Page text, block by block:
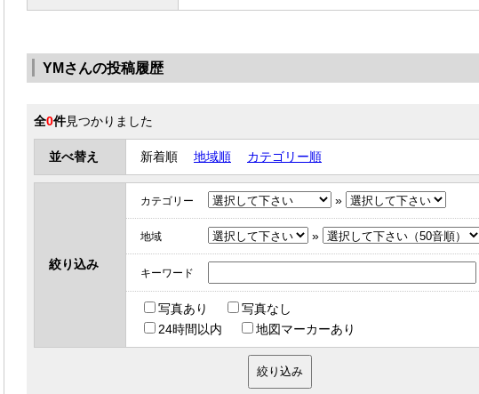
YMさんの投稿履歴
全0件見つかりました
並べ替え 新着順 地域順 カテゴリー順
絞り込み
カテゴリー »
地域 »
キーワード
写真あり
写真なし
24時間以内
地図マーカーあり